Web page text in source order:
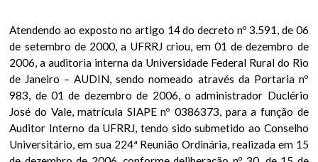
Atendendo ao exposto no artigo 14 do decreto nº 3.591, de 06
de setembro de 2000, a UFRRJ criou, em 01 de dezembro de
2006, a auditoria interna da Universidade Federal Rural do Rio
de Janeiro – AUDIN, sendo nomeado através da Portaria nº
983, de 01 de dezembro de 2006, o administrador Duclério
José do Vale, matrícula SIAPE nº 0386373, para a função de
Auditor Interno da UFRRJ, tendo sido submetido ao Conselho
Universitário, em sua 224ª Reunião Ordinária, realizada em 15